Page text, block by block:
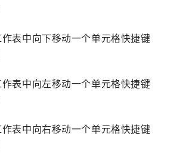
表中向下移动一个单元格快捷键
表中向左移动一个单元格快捷键
表中向右移动一个单元格快捷键